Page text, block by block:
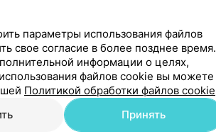
Рекомендую
параметры использования файлов
свое согласие в более позднее время.
информации о целях,
файлов cookie вы можете
Политикой обработки файлов cookie
Принять